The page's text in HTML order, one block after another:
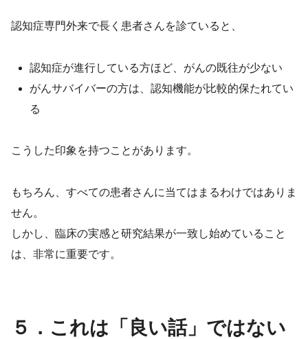
認知症専門外来で長く患者さんを診ていると、
認知症が進行している方ほど、がんの既往が少ない
がんサバイバーの方は、認知機能が比較的保たれてい
る
こうした印象を持つことがあります。
もちろん、すべての患者さんに当てはまるわけではありま
せん。
しかし、臨床の実感と研究結果が一致し始めていること
は、非常に重要です。
５．これは「良い話」ではない